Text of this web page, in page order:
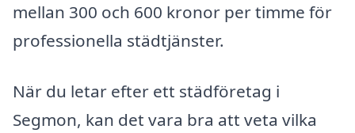
mellan 300 och 600 kronor per timme för
professionella städtjänster.
När du letar efter ett städföretag i
Segmon, kan det vara bra att veta vilka